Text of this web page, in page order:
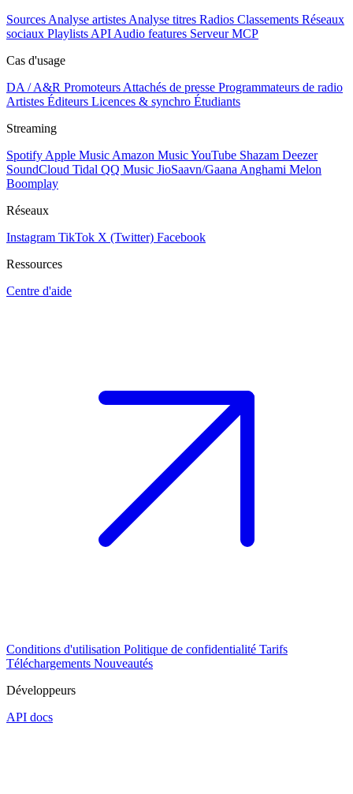
Sources Analyse artistes Analyse titres Radios Classements Réseaux
sociaux Playlists API Audio features Serveur MCP
Cas d'usage
DA / A&R Promoteurs Attachés de presse Programmateurs de radio
Artistes Éditeurs Licences & synchro Étudiants
Streaming
Spotify Apple Music Amazon MusicYouTube Shazam Deezer
SoundCloud Tidal QQ Music JioSaavn/Gaana Anghami Melon
Boomplay
Réseaux
Instagram TikTok X (Twitter) Facebook
Ressources
Centre d'aide
Conditions d'utilisation Politique de confidentialité Tarifs
Téléchargements Nouveautés
Développeurs
API docs